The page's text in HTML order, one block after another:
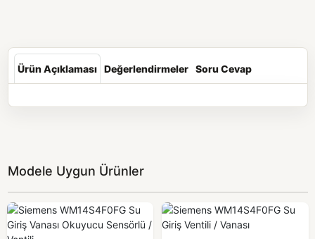
Ürün Açıklaması Değerlendirmeler Soru Cevap
Modele Uygun Ürünler